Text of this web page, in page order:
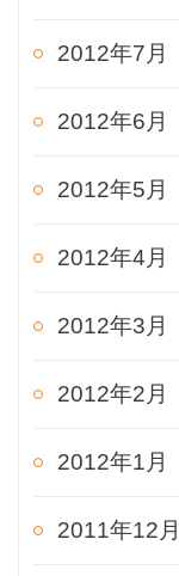
2012年7月
2012年6月
2012年5月
2012年4月
2012年3月
2012年2月
2012年1月
2011年12月